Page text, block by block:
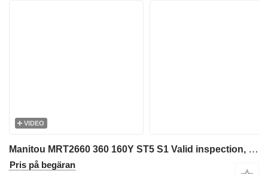
VIDEO
Manitou MRT2660 360 160Y ST5 S1 Valid inspection, *Guarant
Pris på begäran